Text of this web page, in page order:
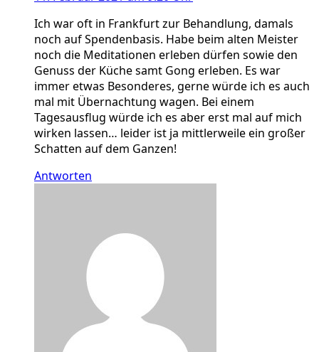
Ich war oft in Frankfurt zur Behandlung, damals
noch auf Spendenbasis. Habe beim alten Meister
noch die Meditationen erleben dürfen sowie den
Genuss der Küche samt Gong erleben. Es war
immer etwas Besonderes, gerne würde ich es auch
mal mit Übernachtung wagen. Bei einem
Tagesausflug würde ich es aber erst mal auf mich
wirken lassen… leider ist ja mittlerweile ein großer
Schatten auf dem Ganzen!
Antworten